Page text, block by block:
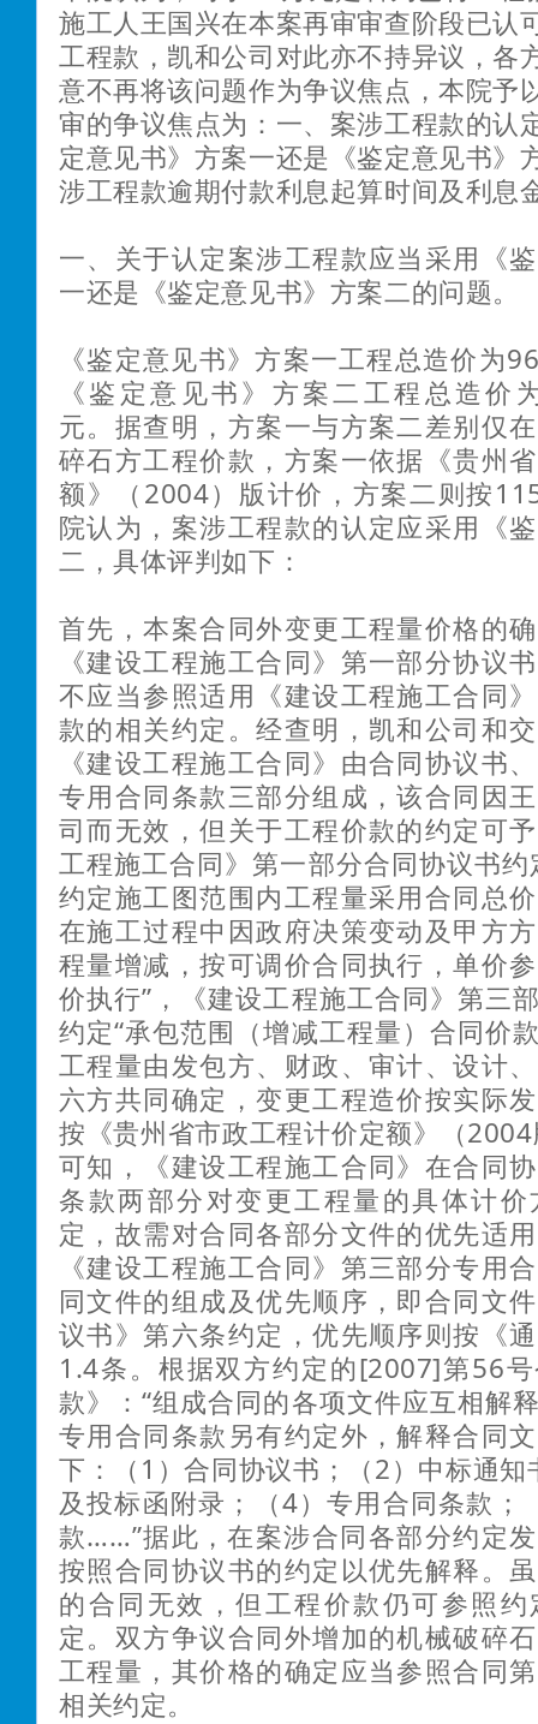
施工人王国兴在本案再审审查阶段已认
工程款，凯和公司对此亦不持异议，各
意不再将该问题作为争议焦点，本院予
审的争议焦点为：一、案涉工程款的认
定意见书》方案一还是《鉴定意见书》
涉工程款逾期付款利息起算时间及利息
一、关于认定案涉工程款应当采用《
一还是《鉴定意见书》方案二的问题。
《鉴定意见书》方案一工程总造价为
《鉴定意见书》方案二工程总造价
元。据查明，方案一与方案二差别仅
碎石方工程价款，方案一依据《贵州
额》（2004）版计价，方案二则按
院认为，案涉工程款的认定应采用《
二，具体评判如下：
首先，本案合同外变更工程量价格的
《建设工程施工合同》第一部分协议
不应当参照适用《建设工程施工合同
款的相关约定。经查明，凯和公司和
《建设工程施工合同》由合同协议书
专用合同条款三部分组成，该合同因
司而无效，但关于工程价款的约定可
工程施工合同》第一部分合同协议书约
约定施工图范围内工程量采用合同总
在施工过程中因政府决策变动及甲方
程量增减，按可调价合同执行，单价
价执行”，《建设工程施工合同》第三
约定“承包范围（增减工程量）合同价
工程量由发包方、财政、审计、设计
六方共同确定，变更工程造价按实际
按《贵州省市政工程计价定额》（
可知，《建设工程施工合同》在合同
条款两部分对变更工程量的具体计
定，故需对合同各部分文件的优先适
《建设工程施工合同》第三部分专用
同文件的组成及优先顺序，即合同文
议书》第六条约定，优先顺序则按《
1.4条。根据双方约定的[2007]第56
款》：“组成合同的各项文件应互相解
专用合同条款另有约定外，解释合同
下：（1）合同协议书；（2）中标通
及投标函附录；（4）专用合同条款；
款……”据此，在案涉合同各部分约定
按照合同协议书的约定以优先解释。
的合同无效，但工程价款仍可参照
定。双方争议合同外增加的机械破碎
工程量，其价格的确定应当参照合同
相关约定。